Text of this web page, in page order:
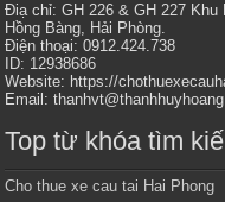
Điạ chỉ: GH 226 & GH 227
Hồng Bàng, Hải Phòng.
Điện thoại: 0912.424.738
ID: 12938686
Website: https://
Email:
Top từ khóa tìm
Cho thue xe cau tai Hai Phong